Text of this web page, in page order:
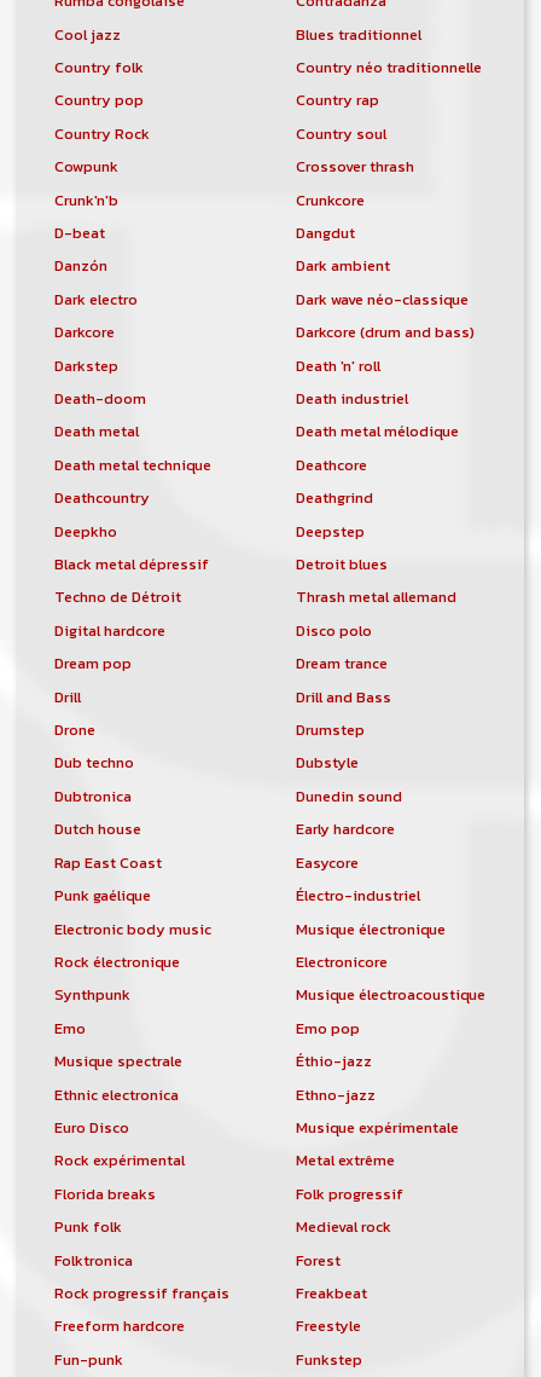
Cool jazz
Blues traditionnel
Country folk
Country néo traditionnelle
Country pop
Country rap
Country Rock
Country soul
Cowpunk
Crossover thrash
Crunk'n'b
Crunkcore
D-beat
Dangdut
Danzón
Dark ambient
Dark electro
Dark wave néo-classique
Darkcore
Darkcore (drum and bass)
Darkstep
Death 'n' roll
Death-doom
Death industriel
Death metal
Death metal mélodique
Death metal technique
Deathcore
Deathcountry
Deathgrind
Deepkho
Deepstep
Black metal dépressif
Detroit blues
Techno de Détroit
Thrash metal allemand
Digital hardcore
Disco polo
Dream pop
Dream trance
Drill
Drill and Bass
Drone
Drumstep
Dub techno
Dubstyle
Dubtronica
Dunedin sound
Dutch house
Early hardcore
Rap East Coast
Easycore
Punk gaélique
Électro-industriel
Electronic body music
Musique électronique
Rock électronique
Electronicore
Synthpunk
Musique électroacoustique
Emo
Emo pop
Musique spectrale
Éthio-jazz
Ethnic electronica
Ethno-jazz
Euro Disco
Musique expérimentale
Rock expérimental
Metal extrême
Florida breaks
Folk progressif
Punk folk
Medieval rock
Folktronica
Forest
Rock progressif français
Freakbeat
Freeform hardcore
Freestyle
Fun-punk
Funkstep